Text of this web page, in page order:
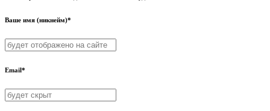
Ваше имя (никнейм)*
Email*